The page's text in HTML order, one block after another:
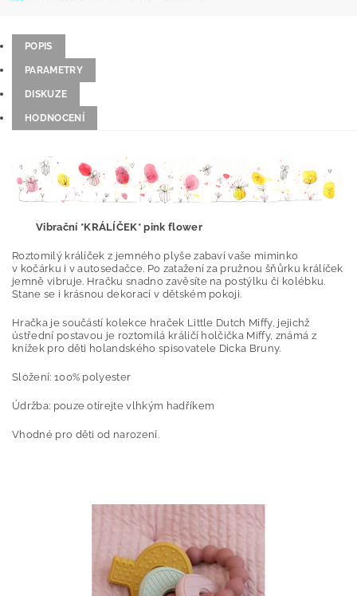
POPIS
PARAMETRY
DISKUZE
HODNOCENÍ
Vibrační *KRÁLÍČEK* pink flower
Roztomilý králíček z jemného plyše zabaví vaše miminko
v kočárku i v autosedačce. Po zatažení za pružnou šňůrku králíček
jemně vibruje. Hračku snadno zavěsíte na postýlku či kolébku.
Stane se i krásnou dekorací v dětském pokoji.
Hračka je součástí kolekce hraček Little Dutch Miffy, jejichž
ústřední postavou je roztomilá králičí holčička Miffy, známá z
knížek pro děti holandského spisovatele Dicka Bruny.
Složení: 100% polyester
Údržba: pouze otírejte vlhkým hadříkem
Vhodné pro děti od narození.